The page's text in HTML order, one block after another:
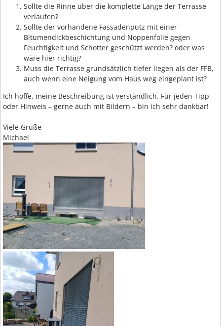
Sollte die Rinne über die komplette Länge der Terrasse
verlaufen?
Sollte der vorhandene Fassadenputz mit einer
Bitumendickbeschichtung und Noppenfolie gegen
Feuchtigkeit und Schotter geschützt werden? oder was
wäre hier richtig?
Muss die Terrasse grundsätzlich tiefer liegen als der FFB,
auch wenn eine Neigung vom Haus weg eingeplant ist?
Ich hoffe, meine Beschreibung ist verständlich. Für jeden Tipp
oder Hinweis – gerne auch mit Bildern – bin ich sehr dankbar!
Viele Grüße
Michael